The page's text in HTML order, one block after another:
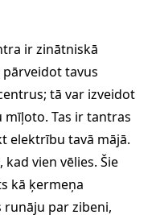
ir zinātniskā
tavus
tā var izveidot
Tas ir tantras
elektrību tavā mājā.
vien vēlies. Šie
kā ķermeņa
runāju par zibeni,